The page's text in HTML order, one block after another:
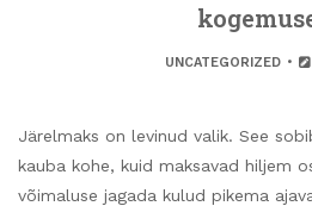
UNCATEGORIZED
Järelmaks on levinud valik. See
kauba kohe, kuid maksavad hiljem
võimaluse jagada kulud pikema